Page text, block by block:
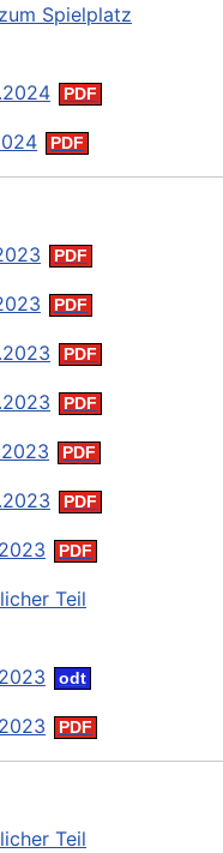
Spielplatz
Teil
Teil